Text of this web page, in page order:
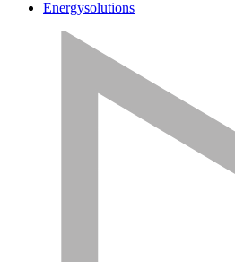
Energysolutions